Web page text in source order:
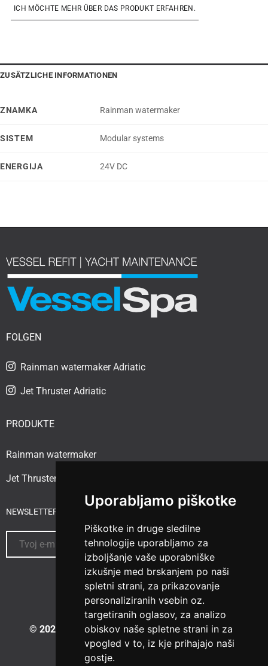
Uporabljamo piškotke
Piškotke in druge sledilne
tehnologije uporabljamo za
izboljšanje vaše uporabniške
izkušnje med brskanjem po naši
spletni strani, za prikazovanje
personaliziranih vsebin oz.
targetiranih oglasov, za analizo
obiskov naše spletne strani in za
vpogled v to, iz kje prihajajo naši
gostje.
ICH MÖCHTE MEHR ÜBER DAS PRODUKT ERFAHREN.
ZUSÄTZLICHE INFORMATIONEN
ZNAMKA Rainman watermaker
SISTEM Modular systems
ENERGIJA 24V DC
FOLGEN
Rainman watermaker Adriatic
Jet Thruster Adriatic
PRODUKTE
Rainman watermaker
Jet Thruster
NEWSLETTER ABONNIEREN
© 2023 Vesselspa.com|Izdelava spletne strani: